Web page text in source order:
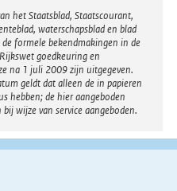
het Staatsblad, Staatscourant,
waterschapsblad en blad
formele bekendmakingen in de
goedkeuring en
na 1 juli 2009 zijn uitgegeven.
geldt dat alleen de in papieren
hebben; de hier aangeboden
wijze van service aangeboden.